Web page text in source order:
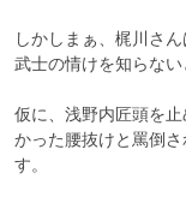
しかしまぁ、梶川さ
武士の情けを知らない
仮に、浅野内匠頭を
かった腰抜けと罵倒
す。